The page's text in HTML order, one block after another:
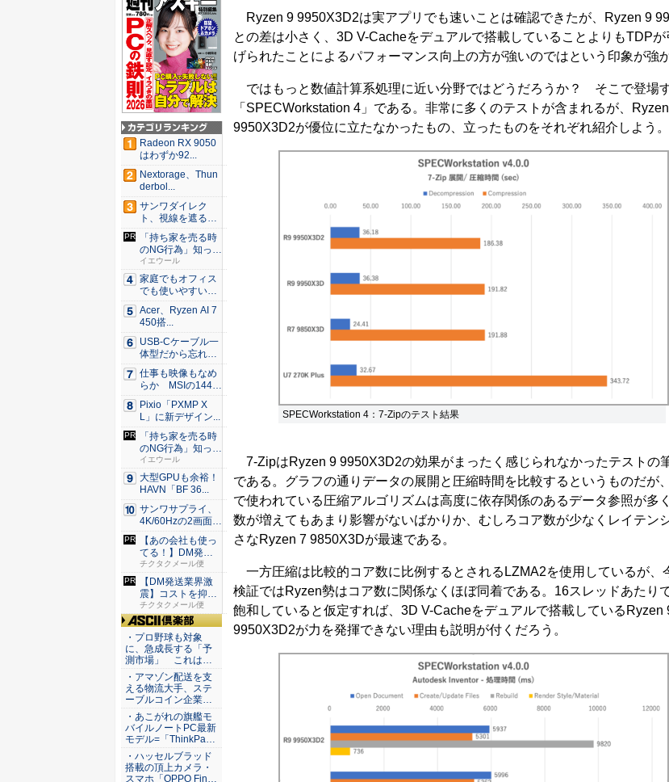
Ryzen 9 9950X3D2は実アプリでも速いことは確認できたが、Ryzen 9
との差は小さく、3D V-Cacheをデュアルで搭載していることよりもTDPが
げられたことによるパフォーマンス向上の方が強いのではという印象が強か
ではもっと数値計算系処理に近い分野ではどうだろうか？ そこで登場
「SPECWorkstation 4」である。非常に多くのテストが含まれるが、
9950X3D2が優位に立たなかったもの、立ったものをそれぞれ紹介しよう。
SPECWorkstation 4：7-Zipのテスト結果
7-ZipはRyzen 9 9950X3D2の効果がまったく感じられなかったテストの
である。グラフの通りデータの展開と圧縮時間を比較するというものだが
で使われている圧縮アルゴリズムは高度に依存関係のあるデータ参照が多
数が増えてもあまり影響がないばかりか、むしろコア数が少なくレイテン
さなRyzen 7 9850X3Dが最速である。
一方圧縮は比較的コア数に比例するとされるLZMA2を使用しているが、
検証ではRyzen勢はコア数に関係なくほぼ同着である。16スレッドあたり
飽和していると仮定すれば、3D V-Cacheをデュアルで搭載しているRyzen
9950X3D2が力を発揮できない理由も説明が付くだろう。
Radeon RX 9050
はわずか92...
Nextorage、Thun
derbol...
サンワダイレク
ト、視線を遮るフ
ェルト製デ...
「持ち家を売る時
のNG行為」知って
るだけ...
イエウール
家庭でもオフィス
でも使いやすい
Syno...
Acer、Ryzen AI 7
450搭...
USB-Cケーブル一
体型だから忘れな
い！...
仕事も映像もなめ
らか MSIの144H
z...
Pixio「PXMP X
L」に新デザイン...
「持ち家を売る時
のNG行為」知って
るだけ...
イエウール
大型GPUも余裕！
HAVN「BF 36...
サンワサプライ、
4K/60Hzの2画面
出...
【あの会社も使っ
てる！】DM発送
なら絶対...
チクタクメール便
【DM発送業界激
震】コストを抑え
た配達な...
チクタクメール便
ASCII倶楽部
・プロ野球も対象
に、急成長する「予
測市場」 これは…
・アマゾン配送を支
える物流大手、ステ
ーブルコイン企業…
・あこがれの旗艦モ
バイルノートPC最新
モデル=「ThinkPa…
・ハッセルブラッド
搭載の頂上カメラ・
スマホ「OPPO Fin…